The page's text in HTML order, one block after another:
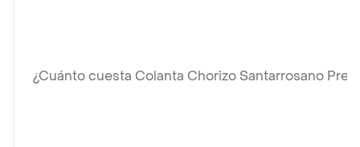
¿Cuánto cuesta Colanta Chorizo Santarrosano